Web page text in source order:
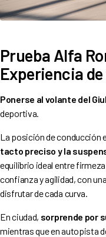
Prueba Alfa
Experiencia
Ponerse al volante del
deportiva.
La posición de conducción
tacto preciso y la
equilibrio ideal entre
confianza y agilidad, con
disfrutar de cada curva.
En ciudad, sorprende por
mientras que en autopista